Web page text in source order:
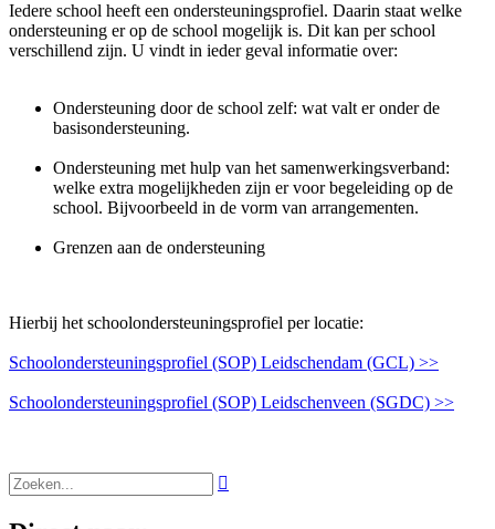
Iedere school heeft een ondersteuningsprofiel. Daarin staat welke
ondersteuning er op de school mogelijk is. Dit kan per school
verschillend zijn. U vindt in ieder geval informatie over:
Ondersteuning door de school zelf: wat valt er onder de
basisondersteuning.
Ondersteuning met hulp van het samenwerkingsverband:
welke extra mogelijkheden zijn er voor begeleiding op de
school. Bijvoorbeeld in de vorm van arrangementen.
Grenzen aan de ondersteuning
Hierbij het schoolondersteuningsprofiel per locatie:
Schoolondersteuningsprofiel (SOP) Leidschendam (GCL) >>
Schoolondersteuningsprofiel (SOP) Leidschenveen (SGDC) >>
